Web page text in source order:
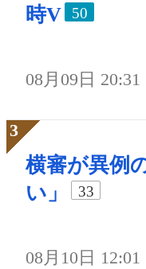
時V
50
08月09日 20:31
横審が異例
い」
33
08月10日 12:01